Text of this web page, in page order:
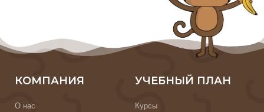
КОМПАНИЯ
О нас
УЧЕБНЫЙ ПЛАН
Курсы